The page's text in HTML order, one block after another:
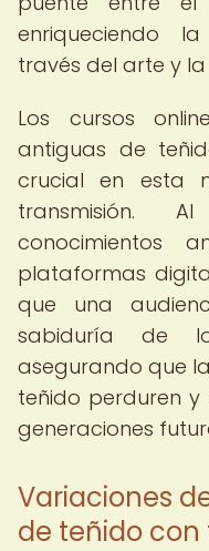
enriqueciendo
través del arte y
Los cursos
antiguas de
crucial en esta
transmisión.
conocimientos
plataformas
que una
sabiduría de
asegurando que
teñido perduren y
generaciones
Variaciones
de teñido